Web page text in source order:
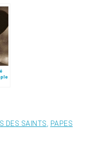
DES SAINTS PAPES